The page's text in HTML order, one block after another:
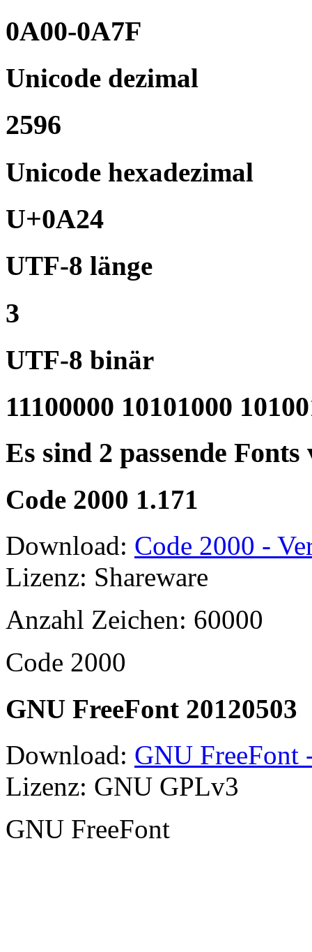
0A00-0A7F
Unicode dezimal
2596
Unicode hexadezimal
U+0A24
UTF-8 länge
3
UTF-8 binär
11100000 10101000
Es sind 2 passende
Code 2000 1.171
Download: Code 2000 -
Lizenz: Shareware
Anzahl Zeichen: 60000
Code 2000
GNU FreeFont 20120503
Download: GNU FreeFont
Lizenz: GNU GPLv3
GNU FreeFont